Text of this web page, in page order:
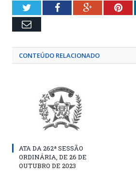
TwitterFacebookGoogle+
Email
CONTEÚDO RELACIONADO
ATA DA 262ª SESSÃO
ORDINÁRIA, DE 26 DE
OUTUBRO DE 2023